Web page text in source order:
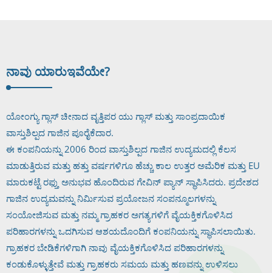
ನಾವು ಯಾರುಇವೆಯೇ?
ಯೋಂಗ್ಯು ಗ್ಲಾಸ್ ಚೀನಾದ ವೃತ್ತಿಪರ ಯು ಗ್ಲಾಸ್ ಮತ್ತು ಸಾಂಪ್ರದಾಯಿಕ
ವಾಸ್ತುಶಿಲ್ಪದ ಗಾಜಿನ ಪೂರೈಕೆದಾರ.
ಈ ಕಂಪನಿಯನ್ನು 2006 ರಿಂದ ವಾಸ್ತುಶಿಲ್ಪದ ಗಾಜಿನ ಉದ್ಯಮದಲ್ಲಿ ಕೆಲಸ
ಮಾಡುತ್ತಿರುವ ಮತ್ತು ಹತ್ತು ವರ್ಷಗಳಿಗೂ ಹೆಚ್ಚು ಕಾಲ ಉತ್ತರ ಅಮೆರಿಕ ಮತ್ತು EU
ಮಾರುಕಟ್ಟೆ ರಫ್ತು ಅನುಭವ ಹೊಂದಿರುವ ಗೇವಿನ್ ಪ್ಯಾನ್ ಸ್ಥಾಪಿಸಿದರು. ಪ್ರದೇಶದ
ಗಾಜಿನ ಉದ್ಯಮವನ್ನು ನಿರ್ಮಿಸುವ ಪ್ರಯೋಜನ ಸಂಪನ್ಮೂಲಗಳನ್ನು
ಸಂಯೋಜಿಸುವ ಮತ್ತು ನಮ್ಮ ಗ್ರಾಹಕರ ಅಗತ್ಯಗಳಿಗೆ ವೈಯಕ್ತಿಕಗೊಳಿಸಿದ
ಪರಿಹಾರಗಳನ್ನು ಒದಗಿಸುವ ಆಶಯದೊಂದಿಗೆ ಕಂಪನಿಯನ್ನು ಸ್ಥಾಪಿಸಲಾಯಿತು.
ಗ್ರಾಹಕರ ಬೇಡಿಕೆಗಳಿಗಾಗಿ ನಾವು ವೈಯಕ್ತಿಕಗೊಳಿಸಿದ ಪರಿಹಾರಗಳನ್ನು
ಕಂಡುಕೊಳ್ಳುತ್ತೇವೆ ಮತ್ತು ಗ್ರಾಹಕರು ಸಮಯ ಮತ್ತು ಹಣವನ್ನು ಉಳಿಸಲು